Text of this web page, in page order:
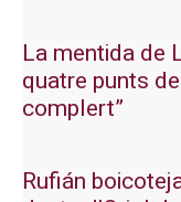
La mentida de
quatre punts
complert”
Rufián